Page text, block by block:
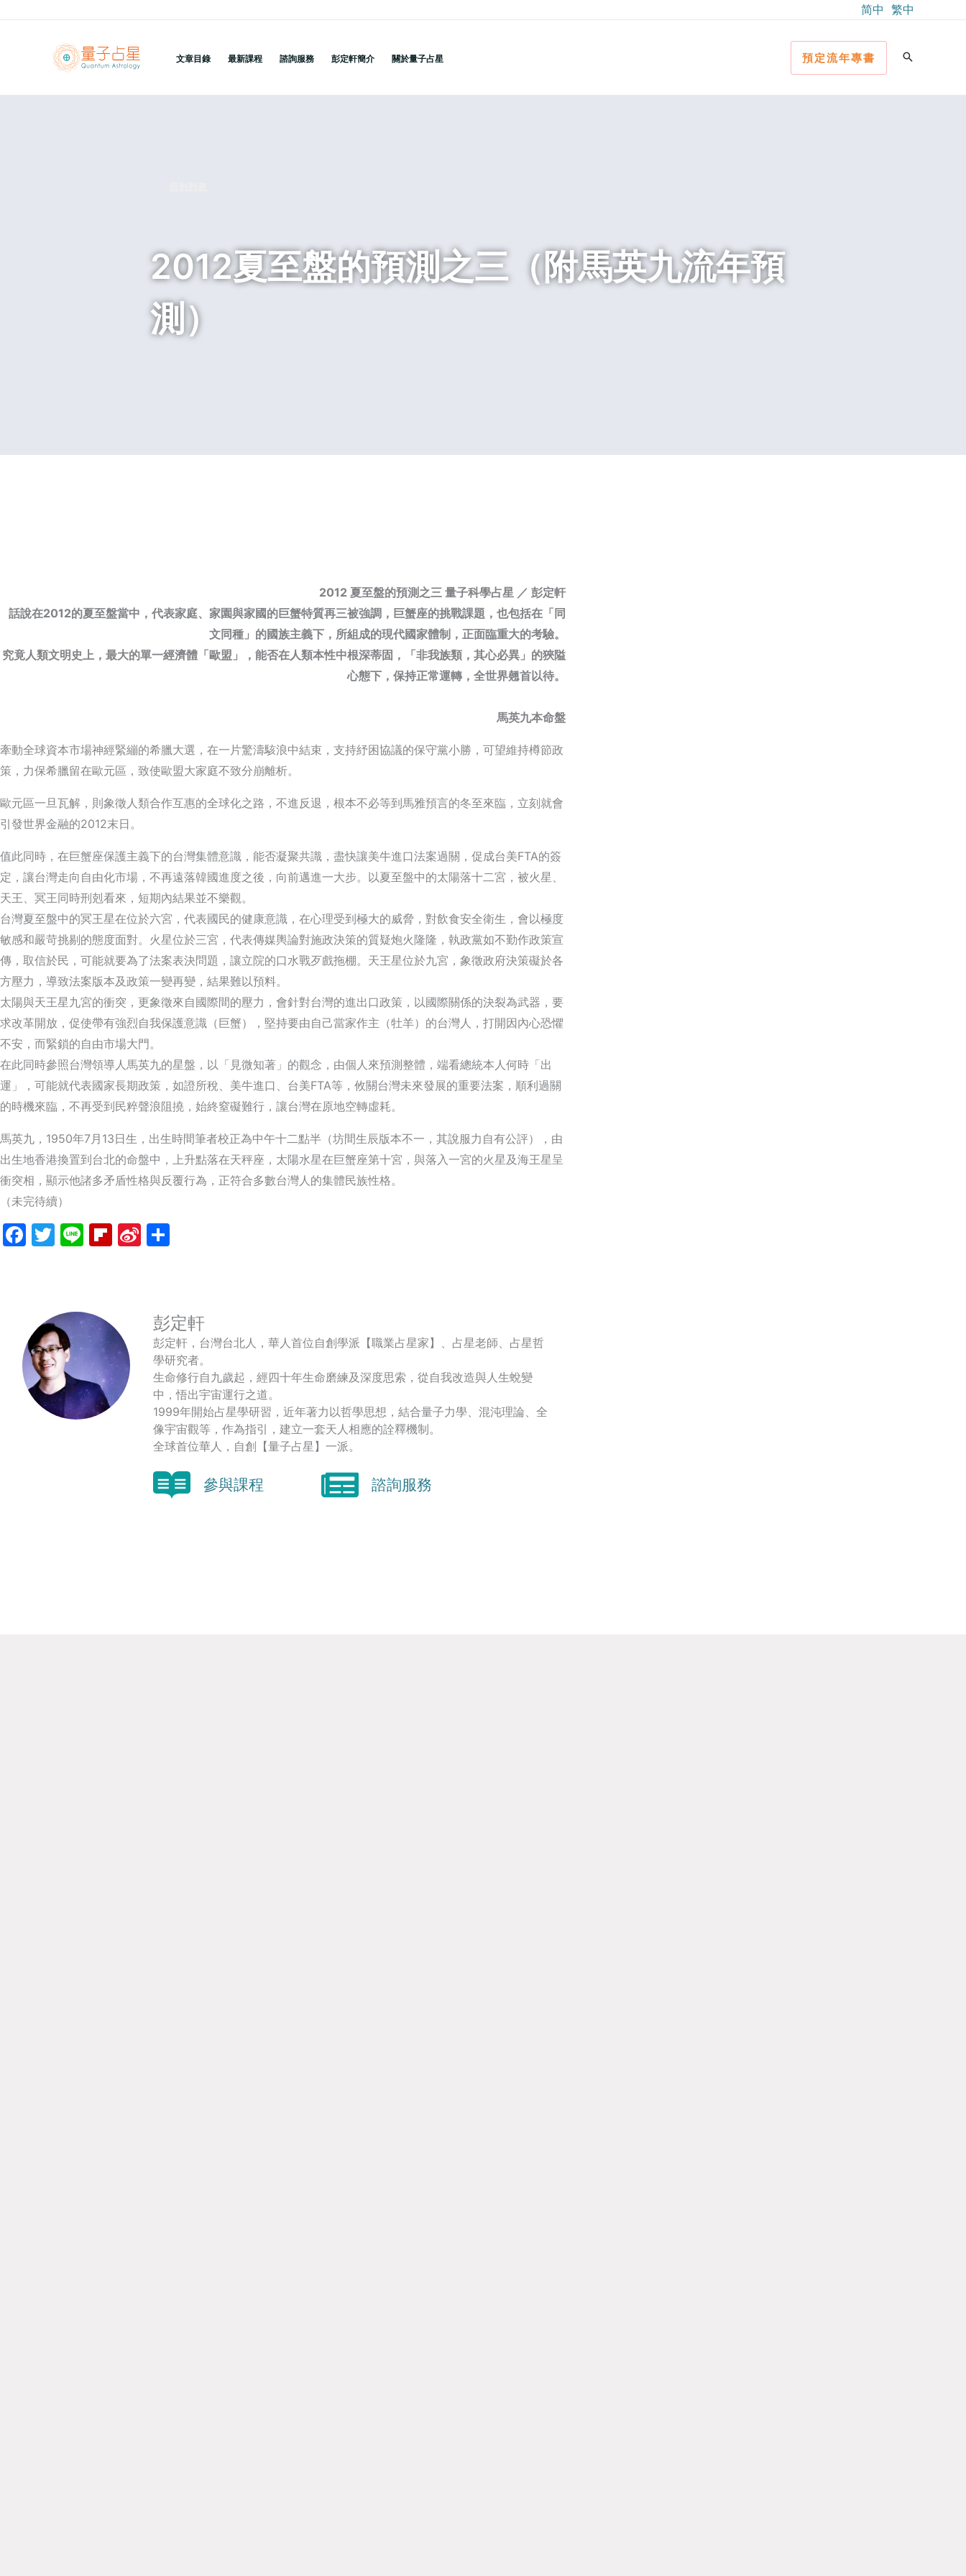
內
简中 繁中
文章目錄 最新課程 諮詢服務 彭定軒簡介 關於量子占星 預定流年專書
2012夏至盤的預測之三（附馬英九流年預
測）
2012 夏至盤的預測之三 量子科學占星 ／ 彭定軒
話說在2012的夏至盤當中，代表家庭、家園與家國的巨蟹特質再三被強調，巨蟹座的挑戰課題，也包括在「同
文同種」的國族主義下，所組成的現代國家體制，正面臨重大的考驗。
究竟人類文明史上，最大的單一經濟體「歐盟」，能否在人類本性中根深蒂固，「非我族類，其心必異」的狹隘
心態下，保持正常運轉，全世界翹首以待。
馬英九本命盤
牽動全球資本市場神經緊繃的希臘大選，在一片驚濤駭浪中結束，支持紓困協議的保守黨小勝，可望維持樽節政
策，力保希臘留在歐元區，致使歐盟大家庭不致分崩離析。
歐元區一旦瓦解，則象徵人類合作互惠的全球化之路，不進反退，根本不必等到馬雅預言的冬至來臨，立刻就會
引發世界金融的2012末日。
值此同時，在巨蟹座保護主義下的台灣集體意識，能否凝聚共識，盡快讓美牛進口法案過關，促成台美FTA的簽
定，讓台灣走向自由化市場，不再遠落韓國進度之後，向前邁進一大步。以夏至盤中的太陽落十二宮，被火星、
天王、冥王同時刑剋看來，短期內結果並不樂觀。
台灣夏至盤中的冥王星在位於六宮，代表國民的健康意識，在心理受到極大的威脅，對飲食安全衛生，會以極度
敏感和嚴苛挑剔的態度面對。火星位於三宮，代表傳媒輿論對施政決策的質疑炮火隆隆，執政黨如不勤作政策宣
傳，取信於民，可能就要為了法案表決問題，讓立院的口水戰歹戲拖棚。天王星位於九宮，象徵政府決策礙於各
方壓力，導致法案版本及政策一變再變，結果難以預料。
太陽與天王星九宮的衝突，更象徵來自國際間的壓力，會針對台灣的進出口政策，以國際關係的決裂為武器，要
求改革開放，促使帶有強烈自我保護意識（巨蟹），堅持要由自己當家作主（牡羊）的台灣人，打開因內心恐懼
不安，而緊鎖的自由市場大門。
在此同時參照台灣領導人馬英九的星盤，以「見微知著」的觀念，由個人來預測整體，端看總統本人何時「出
運」，可能就代表國家長期政策，如證所稅、美牛進口、台美FTA等，攸關台灣未來發展的重要法案，順利過關
的時機來臨，不再受到民粹聲浪阻撓，始終窒礙難行，讓台灣在原地空轉虛耗。
馬英九， 1950年7月13日生，出生時間筆者校正為中午十二點半（坊間生辰版本不一，其說服力自有公評），由
出生地香港換置到台北的命盤中，上升點落在天秤座，太陽水星在巨蟹座第十宮，與落入一宮的火星及海王星呈
衝突相，顯示他諸多矛盾性格與反覆行為，正符合多數台灣人的集體民族性格。
（未完待續）
Facebook
Twitter
LineFlipboard
Sina
彭定軒
彭定軒，台灣台北人，華人首位自創學派【職業占星家】、占星老師、占星哲
學研究者。
生命修行自九歲起，經四十年生命磨練及深度思索，從自我改造與人生蛻變
中，悟出宇宙運行之道。
1999年開始占星學研習，近年著力以哲學思想，結合量子力學、混沌理論、全
像宇宙觀等，作為指引，建立一套天人相應的詮釋機制。
全球首位華人，自創【量子占星】一派。
參與課程 諮詢服務